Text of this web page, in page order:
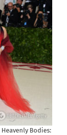
Heavenly Bodies: